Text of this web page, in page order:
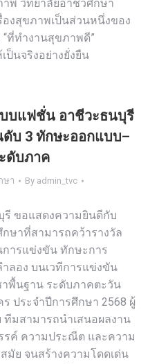
พ วิทยาลัยอาชีวศึกษา
งสุขภาพเป็นส่วนหนึ่งของ
ที่ทำงานสุขภาพดี”
ป็นจริงอย่างยั่งยืน
บแฟชั่น อาชีวะธนบุรี
ดับ 3 ทักษะออกแบบ–
ดับภาค
ษา By admin_tvc
ขอแสดงความยินดีกับ
ษาที่สามารถคว้ารางวัล
การแข่งขัน ทักษะการ
ลอง บนเวทีการแข่งขัน
พื้นฐาน ระดับภาคตะวัน
ประจำปีการศึกษา 2568 ผู้
ทีมสามารถนำเสนอผลงาน
รค์ ความประณีต และความ
มัย จนสร้างความโดดเด่น